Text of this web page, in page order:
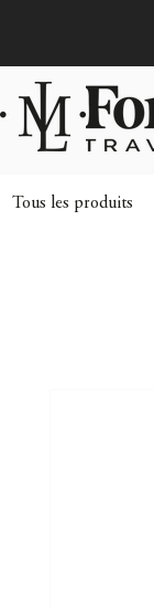
Tous les produits